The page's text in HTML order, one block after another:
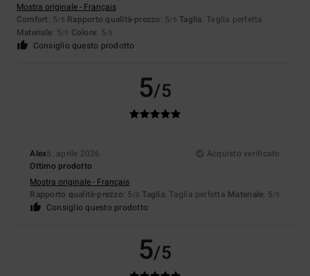
Mostra originale - Français
Comfort: 5/5 Rapporto qualità-prezzo: 5/5 Taglia: Taglia perfetta
Materiale: 5/5 Colore: 5/5
Consiglio questo prodotto
5/5
Alex5. aprile 2026
Acquisto verificato
Ottimo prodotto
Mostra originale - Français
Rapporto qualità-prezzo: 5 /5 Taglia: Taglia perfetta Materiale: 5/5
Consiglio questo prodotto
5/5